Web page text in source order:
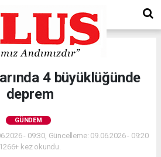
4 büyüklüğünde
deprem
GÜNDEM
- 09:30, Güncelleme: 09.06.2026 - 09:20
1266+ kez okundu.